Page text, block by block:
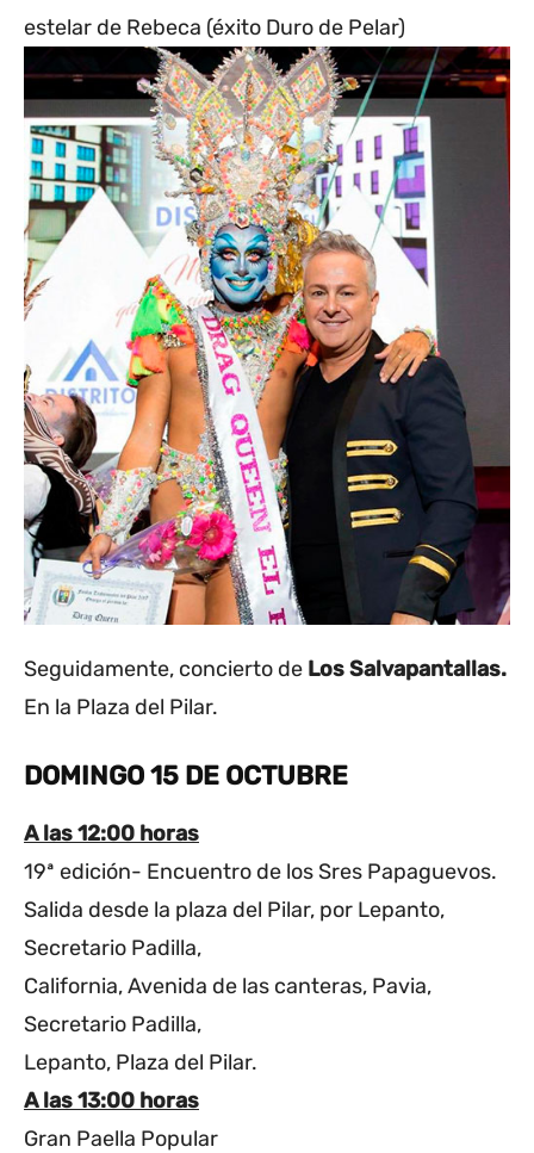
estelar de Rebeca (éxito Duro de Pelar)
Seguidamente, concierto de Los Salvapantallas.
En la Plaza del Pilar.
DOMINGO 15 DE OCTUBRE
A las 12:00 horas
19ª edición- Encuentro de los Sres Papaguevos.
Salida desde la plaza del Pilar, por Lepanto,
Secretario Padilla,
California, Avenida de las canteras, Pavia,
Secretario Padilla,
Lepanto, Plaza del Pilar.
A las 13:00 horas
Gran Paella Popular